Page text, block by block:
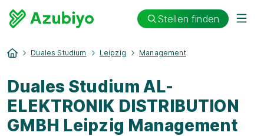
Stellen finden
Duales Studium Leipzig Management
Duales Studium AL-
ELEKTRONIK DISTRIBUTION
GMBH Leipzig Management